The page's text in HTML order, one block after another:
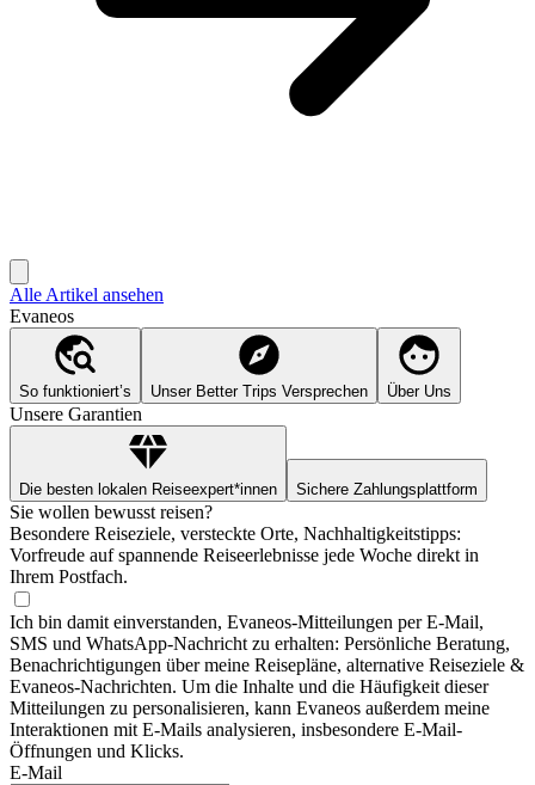
Alle Artikel ansehen
Evaneos
So funktioniert’s Unser Better Trips Versprechen Über Uns
Unsere Garantien
Die besten lokalen Reiseexpert*innen Sichere Zahlungsplattform
Sie wollen bewusst reisen?
Besondere Reiseziele, versteckte Orte, Nachhaltigkeitstipps:
Vorfreude auf spannende Reiseerlebnisse jede Woche direkt in
Ihrem Postfach.
Ich bin damit einverstanden, Evaneos-Mitteilungen per E-Mail,
SMS und WhatsApp-Nachricht zu erhalten: Persönliche Beratung,
Benachrichtigungen über meine Reisepläne, alternative Reiseziele &
Evaneos-Nachrichten. Um die Inhalte und die Häufigkeit dieser
Mitteilungen zu personalisieren, kann Evaneos außerdem meine
Interaktionen mit E-Mails analysieren, insbesondere E-Mail-
Öffnungen und Klicks.
E-Mail